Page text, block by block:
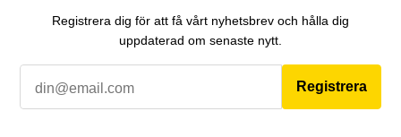
Registrera dig för att få vårt nyhetsbrev och hålla dig
uppdaterad om senaste nytt.
Registrera